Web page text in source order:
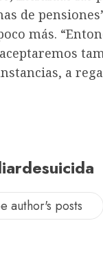
de
más.
a
author's posts